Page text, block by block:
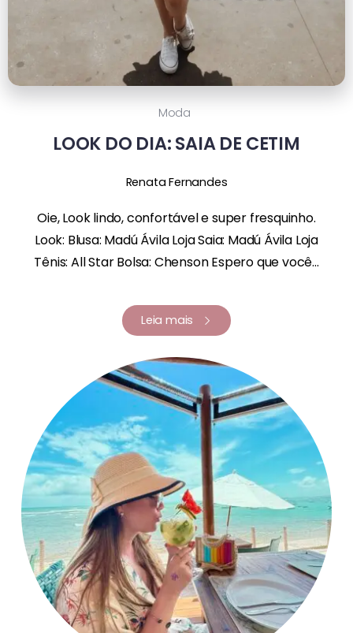
Moda
LOOK DO DIA: SAIA DE CETIM
Renata Fernandes
Oie, Look lindo, confortável e super fresquinho.
Look: Blusa: Madú Ávila Loja Saia: Madú Ávila Loja
Tênis: All Star Bolsa: Chenson Espero que você...
Leia mais
Renata Fernandes